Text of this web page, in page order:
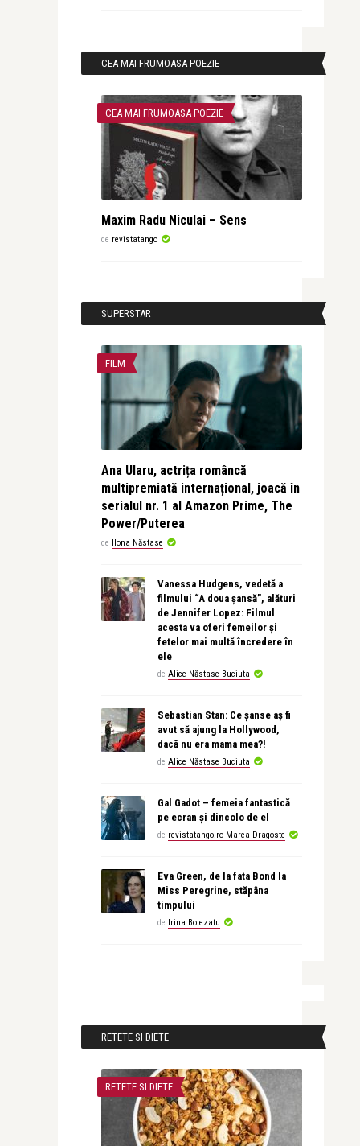
CEA MAI FRUMOASA POEZIE
CEA MAI FRUMOASA POEZIE
Maxim Radu Niculai – Sens
de revistatango
SUPERSTAR
FILM
Ana Ularu, actrița româncă
multipremiată internațional, joacă în
serialul nr. 1 al Amazon Prime, The
Power/Puterea
de Ilona Năstase
Vanessa Hudgens, vedetă a
filmului “A doua șansă”, alături
de Jennifer Lopez: Filmul
acesta va oferi femeilor și
fetelor mai multă încredere în
ele
de Alice Năstase Buciuta
Sebastian Stan: Ce șanse aș fi
avut să ajung la Hollywood,
dacă nu era mama mea?!
de Alice Năstase Buciuta
Gal Gadot – femeia fantastică
pe ecran și dincolo de el
de revistatango.ro Marea Dragoste
Eva Green, de la fata Bond la
Miss Peregrine, stăpâna
timpului
de Irina Botezatu
RETETE SI DIETE
RETETE SI DIETE